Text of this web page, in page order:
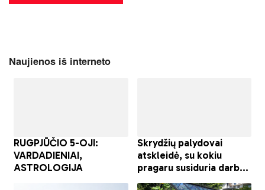
Naujienos iš interneto